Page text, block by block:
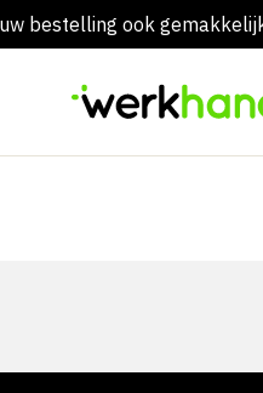
bestelling ook